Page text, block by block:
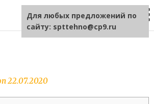
22.07.2020
Для любых предложений по
сайту: spttehno@cp9.ru